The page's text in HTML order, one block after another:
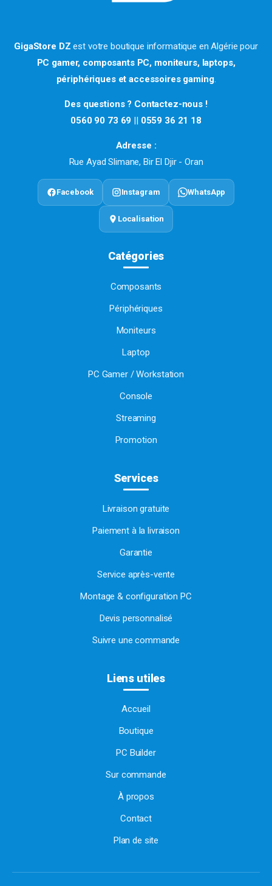
GigaStore DZ est votre boutique informatique en Algérie pour
PC gamer, composants PC, moniteurs, laptops,
périphériques et accessoires gaming.
Des questions ? Contactez-nous !
0560 90 73 69 || 0559 36 21 18
Adresse :
Rue Ayad Slimane, Bir El Djir - Oran
Facebook Instagram WhatsApp
Localisation
Catégories
Composants
Périphériques
Moniteurs
Laptop
PC Gamer / Workstation
Console
Streaming
Promotion
Services
Livraison gratuite
Paiement à la livraison
Garantie
Service après-vente
Montage & configuration PC
Devis personnalisé
Suivre une commande
Liens utiles
Accueil
Boutique
PC Builder
Sur commande
À propos
Contact
Plan de site